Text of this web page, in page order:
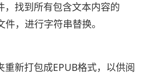
，找到所有包含文本内容的
，进行字符串替换。
重新打包成EPUB格式，以供阅